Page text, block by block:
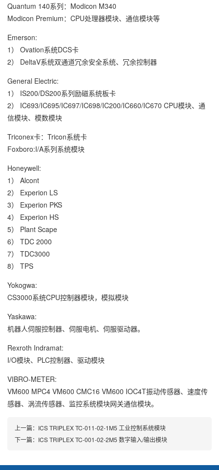
Quantum 140系列：Modicon M340
Modicon Premium：CPU处理器模块、通信模块等
Emerson:
1） Ovation系统DCS卡
2） DeltaV系统双通道冗余安全系统、冗余控制器
General Electric:
1） IS200/DS200系列励磁系统板卡
2） IC693/IC695/IC697/IC698/IC200/IC660/IC670 CPU模块、通
信模块、模数模块
Triconex卡：Tricon系统卡
Foxboro:I/A系列系统模块
Honeywell:
1） Alcont
2） Experion LS
3） Experion PKS
4） Experion HS
5） Plant Scape
6） TDC 2000
7） TDC3000
8） TPS
Yokogwa:
CS3000系统CPU控制器模块，模拟模块
Yaskawa:
机器人伺服控制器、伺服电机、伺服驱动器。
Rexroth Indramat:
I/O模块、PLC控制器、驱动模块
VIBRO-METER:
VM600 MPC4 VM600 CMC16 VM600 IOC4T振动传感器、速度传
感器、涡流传感器、监控系统模块网关通信模块。
上一篇： ICS TRIPLEX TC-011-02-1M5 工业控制系统模块
下一篇： ICS TRIPLEX TC-001-02-2M5 数字输入/输出模块